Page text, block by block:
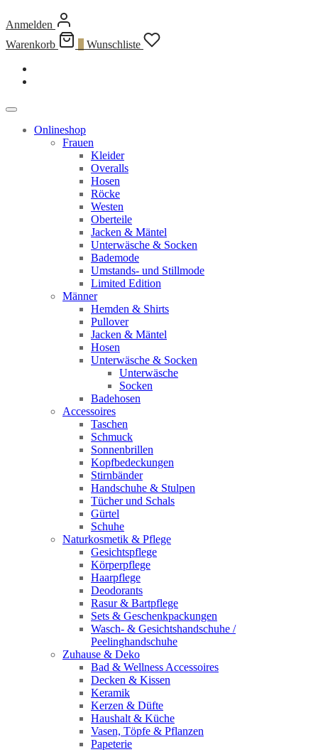
Anmelden
Warenkorb
Wunschliste
Onlineshop
Frauen
Kleider
Overalls
Hosen
Röcke
Westen
Oberteile
Jacken & Mäntel
Unterwäsche & Socken
Bademode
Umstands- und Stillmode
Limited Edition
Männer
Hemden & Shirts
Pullover
Jacken & Mäntel
Hosen
Unterwäsche & Socken
Unterwäsche
Socken
Badehosen
Accessoires
Taschen
Schmuck
Sonnenbrillen
Kopfbedeckungen
Stirnbänder
Handschuhe & Stulpen
Tücher und Schals
Gürtel
Schuhe
Naturkosmetik & Pflege
Gesichtspflege
Körperpflege
Haarpflege
Deodorants
Rasur & Bartpflege
Sets & Geschenkpackungen
Wasch‑ & Gesichtshandschuhe /
Peelinghandschuhe
Zuhause & Deko
Bad & Wellness Accessoires
Decken & Kissen
Keramik
Kerzen & Düfte
Haushalt & Küche
Vasen, Töpfe & Pflanzen
Papeterie